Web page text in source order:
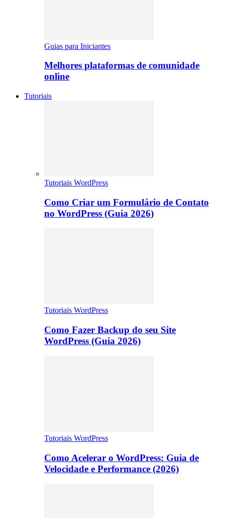
Guias para Iniciantes
Melhores plataformas de comunidade
online
Tutoriais
Tutoriais WordPress
Como Criar um Formulário de Contato
no WordPress (Guia 2026)
Tutoriais WordPress
Como Fazer Backup do seu Site
WordPress (Guia 2026)
Tutoriais WordPress
Como Acelerar o WordPress: Guia de
Velocidade e Performance (2026)